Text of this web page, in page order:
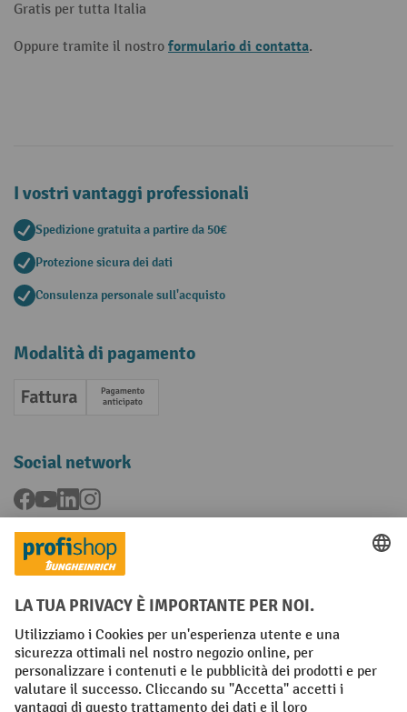
Gratis per tutta Italia
Oppure tramite il nostro formulario di contatta.
I vostri vantaggi professionali
Spedizione gratuita a partire da 50€
Protezione sicura dei dati
Consulenza personale sull'acquisto
Modalità di pagamento
Fattura Pagamento anticipato
Social network
Facebook
YouTubeLinkedInInstagram
Condizioni Generali di Vendita
Dichiarazione di protezione dei dati Impronta
Impostazioni sulla privacy
All prices excl. VAT plusshipping costsand possible delivery charges,